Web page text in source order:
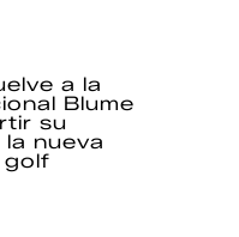
a la
Blume
su
nueva
golf